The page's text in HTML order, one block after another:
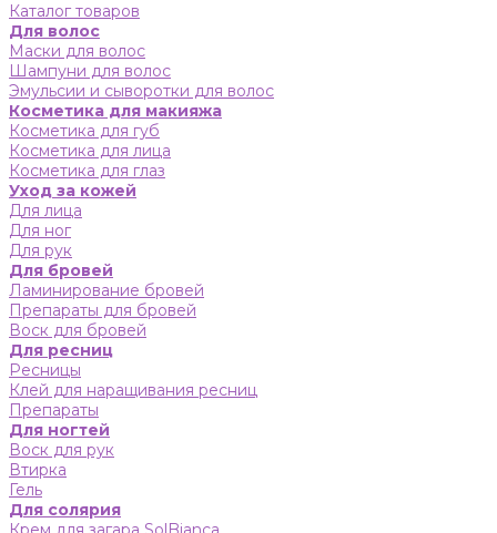
Каталог товаров
Для волос
Маски для волос
Шампуни для волос
Эмульсии и сыворотки для волос
Косметика для макияжа
Косметика для губ
Косметика для лица
Косметика для глаз
Уход за кожей
Для лица
Для ног
Для рук
Для бровей
Ламинирование бровей
Препараты для бровей
Воск для бровей
Для ресниц
Ресницы
Клей для наращивания ресниц
Препараты
Для ногтей
Воск для рук
Втирка
Гель
Для солярия